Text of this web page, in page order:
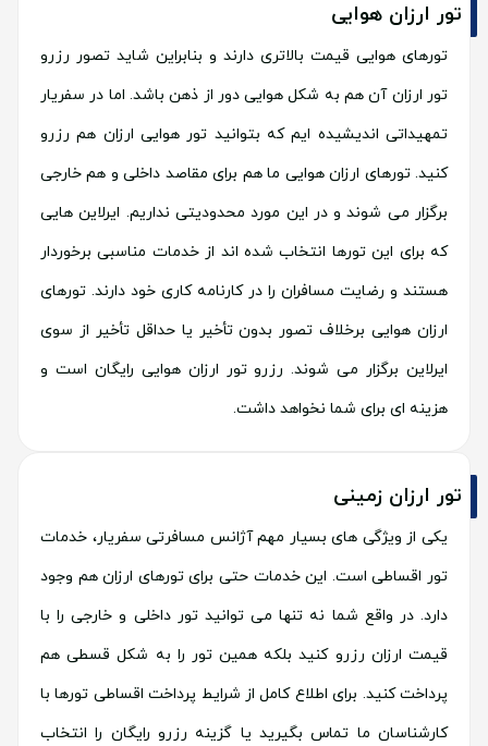
تور ارزان هوایی
تورهای هوایی قیمت بالاتری دارند و بنابراین شاید تصور رزرو
تور ارزان آن هم به شکل هوایی دور از ذهن باشد. اما در سفریار
تمهیداتی اندیشیده ایم که بتوانید تور هوایی ارزان هم رزرو
کنید. تورهای ارزان هوایی ما هم برای مقاصد داخلی و هم خارجی
برگزار می شوند و در این مورد محدودیتی نداریم. ایرلاین هایی
که برای این تورها انتخاب شده اند از خدمات مناسبی برخوردار
هستند و رضایت مسافران را در کارنامه کاری خود دارند. تورهای
ارزان هوایی برخلاف تصور بدون تأخیر یا حداقل تأخیر از سوی
ایرلاین برگزار می شوند. رزرو تور ارزان هوایی رایگان است و
هزینه ای برای شما نخواهد داشت.
تور ارزان زمینی
یکی از ویژگی های بسیار مهم آژانس مسافرتی سفریار، خدمات
تور اقساطی است. این خدمات حتی برای تورهای ارزان هم وجود
دارد. در واقع شما نه تنها می توانید تور داخلی و خارجی را با
قیمت ارزان رزرو کنید بلکه همین تور را به شکل قسطی هم
پرداخت کنید. برای اطلاع کامل از شرایط پرداخت اقساطی تورها با
کارشناسان ما تماس بگیرید یا گزینه رزرو رایگان را انتخاب